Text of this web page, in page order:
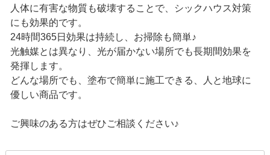
人体に有害な物質も破壊することで、シックハウス対策
にも効果的です。
24時間365日効果は持続し、お掃除も簡単♪
光触媒とは異なり、光が届かない場所でも長期間効果を
発揮します。
どんな場所でも、塗布で簡単に施工できる、人と地球に
優しい商品です。
ご興味のある方はぜひご相談ください♪